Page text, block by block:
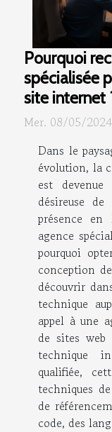
Pourquoi
spécialisée
site internet
Mer. 08/05/
Dans le
évolution, la
est
désireuse
présence
agence
pourquoi
conception
découvrir
technique
appel à une
de sites web
technique
qualifiée,
techniques
de
code, des